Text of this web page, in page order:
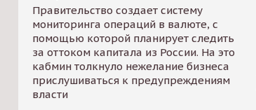
Правительство создает систему
мониторинга операций в валюте, с
помощью которой планирует следить
за оттоком капитала из России. На это
кабмин толкнуло нежелание бизнеса
прислушиваться к предупреждениям
власти